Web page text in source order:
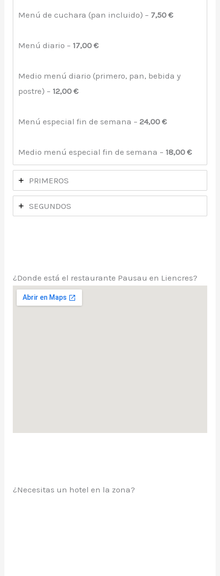
Menú de cuchara (pan incluido) – 7,50 €
Menú diario – 17,00 €
Medio menú diario (primero, pan, bebida y
postre) – 12,00 €
Menú especial fin de semana –24,00 €
Medio menú especial fin de semana – 18,00 €
PRIMEROS
SEGUNDOS
¿Donde está el restaurante Pausau en Liencres?
¿Necesitas un hotel en la zona?